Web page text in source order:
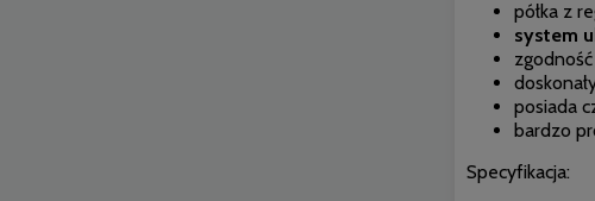
półka z
system
posiada
bardzo
Specyfikacja: